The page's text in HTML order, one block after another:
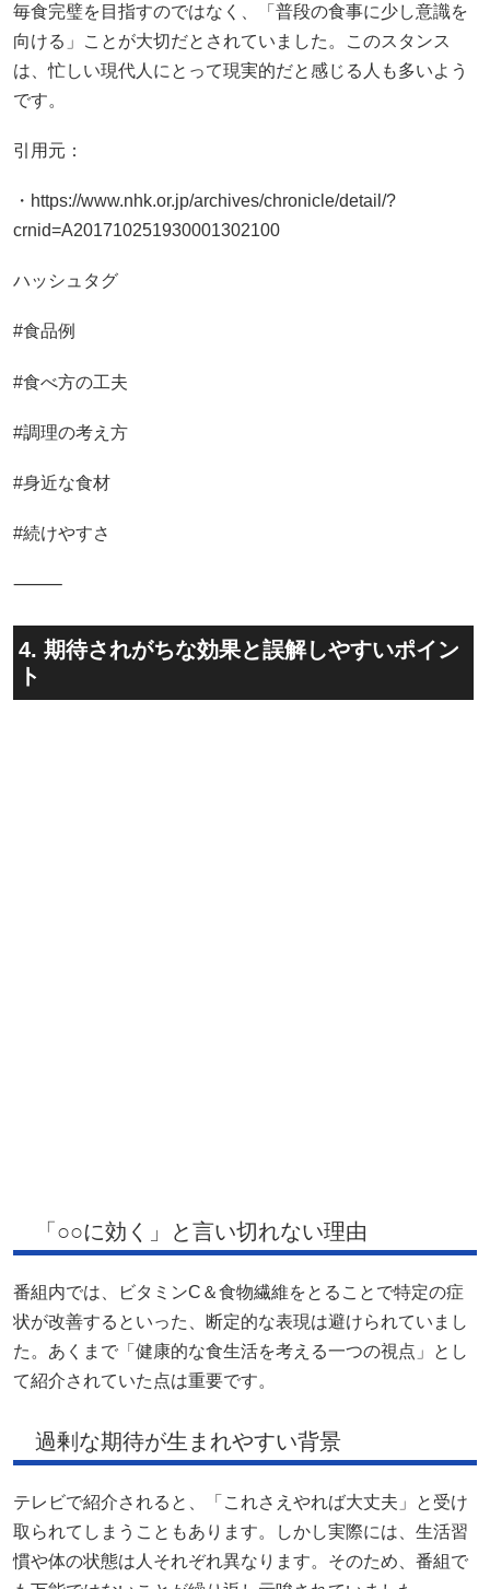
毎食完璧を目指すのではなく、「普段の食事に少し意識を
向ける」ことが大切だとされていました。このスタンス
は、忙しい現代人にとって現実的だと感じる人も多いよう
です。
引用元：
・https://www.nhk.or.jp/archives/chronicle/detail/?
crnid=A201710251930001302100
ハッシュタグ
#食品例
#食べ方の工夫
#調理の考え方
#身近な食材
#続けやすさ
⸻
4. 期待されがちな効果と誤解しやすいポイン
ト
「○○に効く」と言い切れない理由
番組内では、ビタミンC＆食物繊維をとることで特定の症
状が改善するといった、断定的な表現は避けられていまし
た。あくまで「健康的な食生活を考える一つの視点」とし
て紹介されていた点は重要です。
過剰な期待が生まれやすい背景
テレビで紹介されると、「これさえやれば大丈夫」と受け
取られてしまうこともあります。しかし実際には、生活習
慣や体の状態は人それぞれ異なります。そのため、番組で